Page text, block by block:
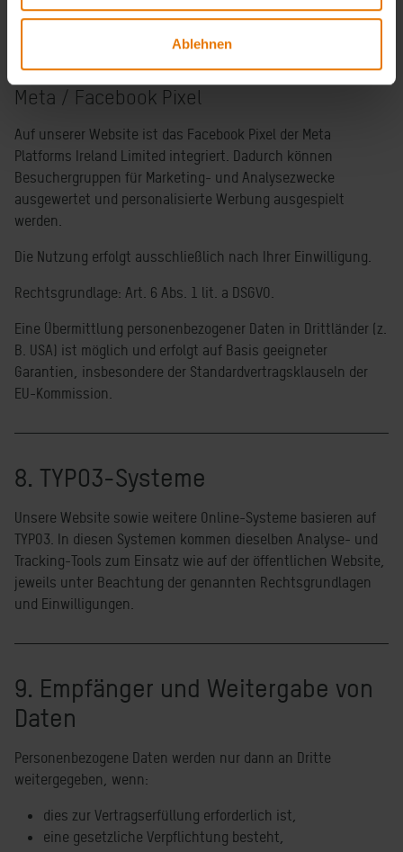
Ablehnen
Interesse).
Meta / Facebook Pixel
Auf unserer Website ist das Facebook Pixel der Meta
Platforms Ireland Limited integriert. Dadurch können
Besuchergruppen für Marketing- und Analysezwecke
ausgewertet und personalisierte Werbung ausgespielt
werden.
Die Nutzung erfolgt ausschließlich nach Ihrer Einwilligung.
Rechtsgrundlage: Art. 6 Abs. 1 lit. a DSGVO.
Eine Übermittlung personenbezogener Daten in Drittländer (z.
B. USA) ist möglich und erfolgt auf Basis geeigneter
Garantien, insbesondere der Standardvertragsklauseln der
EU-Kommission.
8. TYPO3-Systeme
Unsere Website sowie weitere Online-Systeme basieren auf
TYPO3. In diesen Systemen kommen dieselben Analyse- und
Tracking-Tools zum Einsatz wie auf der öffentlichen Website,
jeweils unter Beachtung der genannten Rechtsgrundlagen
und Einwilligungen.
9. Empfänger und Weitergabe von
Daten
Personenbezogene Daten werden nur dann an Dritte
weitergegeben, wenn:
dies zur Vertragserfüllung erforderlich ist,
eine gesetzliche Verpflichtung besteht,